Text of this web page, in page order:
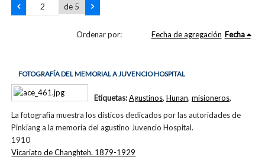
de 5
Ordenar por: Fecha de agregación Fecha
FOTOGRAFÍA DEL MEMORIAL A JUVENCIO HOSPITAL
La fotografía muestra los dísticos dedicados por las autoridades de
Pinkiang a la memoria del agustino Juvencio Hospital.
1910
Etiquetas:Agustinos, Hunan, misioneros,
Vicariato de Changhteh. 1879-1929